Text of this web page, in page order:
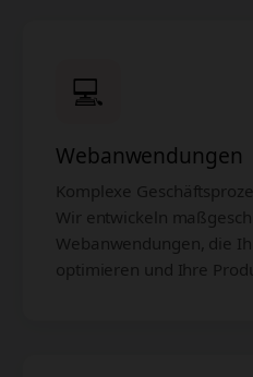
💻
Webanwendungen
Komplexe
Wir entwickeln
Webanwendungen, die
optimieren und Ihre